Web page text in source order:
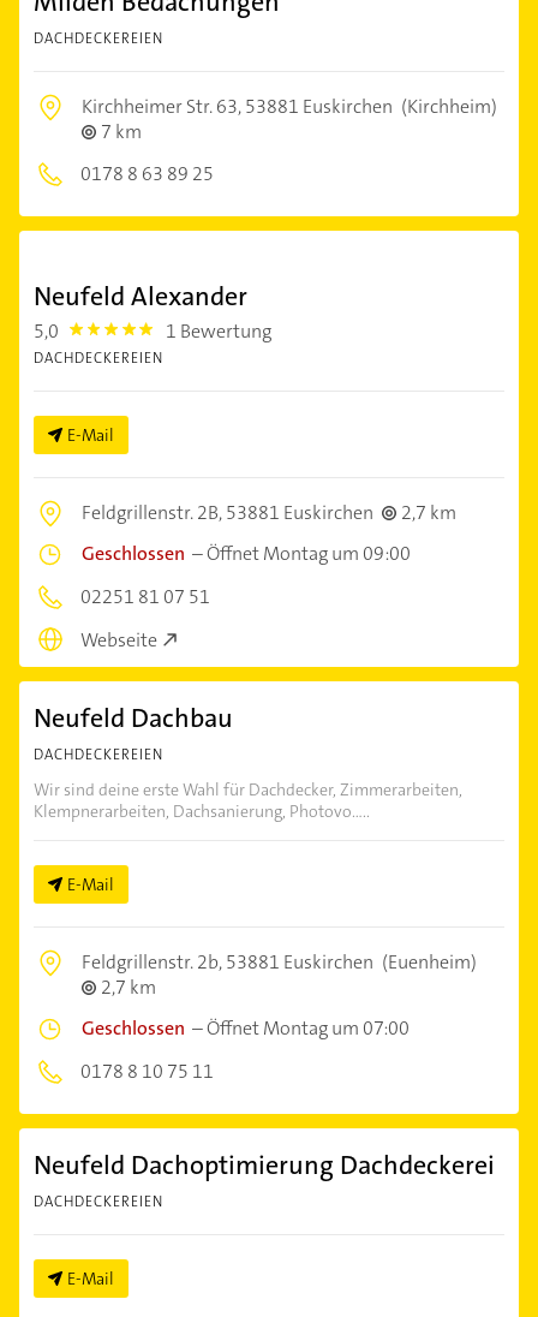
DACHDECKEREIEN
Kirchheimer Str. 63,53881 Euskirchen (Kirchheim)
7 km
0178 8 63 89 25
Neufeld Alexander
5,0 5.0 1 Bewertung
DACHDECKEREIEN
E-Mail
Feldgrillenstr. 2B,53881 Euskirchen
2,7 km
Geschlossen –Öffnet Montag um 09:00
02251 81 07 51
Webseite
Neufeld Dachbau
DACHDECKEREIEN
Wir sind deine erste Wahl für Dachdecker, Zimmerarbeiten,
Klempnerarbeiten, Dachsanierung, Photovo.....
E-Mail
Feldgrillenstr. 2b,53881 Euskirchen (Euenheim)
2,7 km
Geschlossen –Öffnet Montag um 07:00
0178 8 10 75 11
Neufeld Dachoptimierung Dachdeckerei
DACHDECKEREIEN
E-Mail